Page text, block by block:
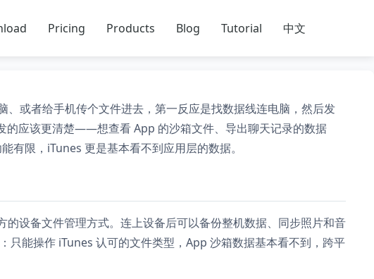
Pricing Products Blog Tutorial 中文
或者给手机传个文件进去，第一反应是找数据线连电脑，然后发
的应该更清楚——想查看 App 的沙箱文件、导出聊天记录的数据
有限，iTunes 更是基本看不到应用层的数据。
设备文件管理方式。连上设备后可以备份整机数据、同步照片和音
只能操作 iTunes 认可的文件类型，App 沙箱数据基本看不到，跨平